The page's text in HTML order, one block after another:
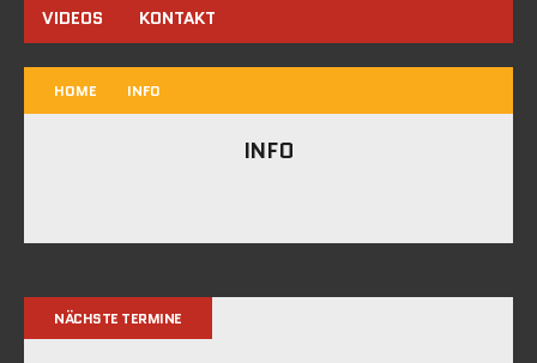
VIDEOS KONTAKT
HOME INFO
INFO
NÄCHSTE TERMINE